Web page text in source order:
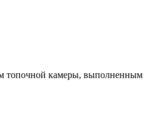
топочной камеры, выполненным